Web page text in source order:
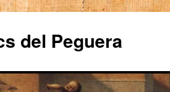
del Peguera